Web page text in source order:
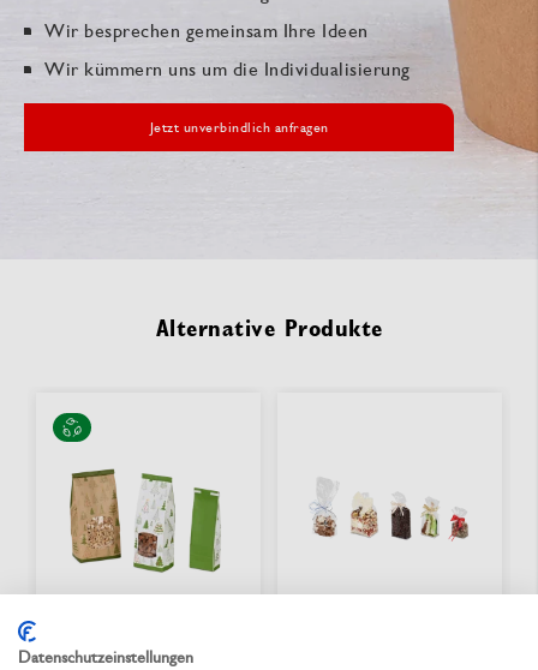
Wir besprechen gemeinsam Ihre Ideen
Wir kümmern uns um die Individualisierung
Jetzt unverbindlich anfragen
Alternative Produkte
Datenschutzeinstellungen